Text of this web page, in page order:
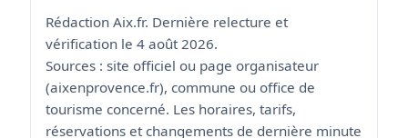
Rédaction Aix.fr. Dernière relecture et
vérification le 4 août 2026.
Sources : site officiel ou page organisateur
(aixenprovence.fr), commune ou office de
tourisme concerné. Les horaires, tarifs,
réservations et changements de dernière minute